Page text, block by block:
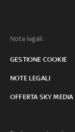
Note legali:
GESTIONE COOKIE
NOTE LEGALI
OFFERTA SKY MEDIA